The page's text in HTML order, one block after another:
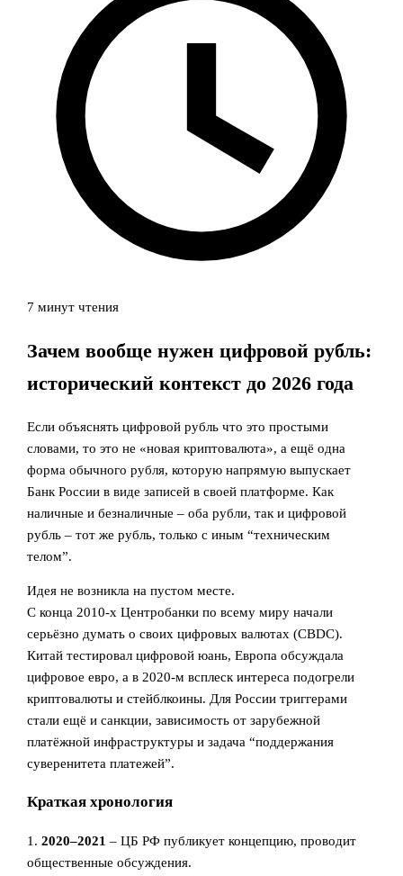
7 минут чтения
Зачем вообще нужен цифровой рубль:
исторический контекст до 2026 года
Если объяснять цифровой рубль что это простыми
словами, то это не «новая криптовалюта», а ещё одна
форма обычного рубля, которую напрямую выпускает
Банк России в виде записей в своей платформе. Как
наличные и безналичные – оба рубли, так и цифровой
рубль – тот же рубль, только с иным “техническим
телом”.
Идея не возникла на пустом месте.
С конца 2010‑х Центробанки по всему миру начали
серьёзно думать о своих цифровых валютах (CBDC).
Китай тестировал цифровой юань, Европа обсуждала
цифровое евро, а в 2020‑м всплеск интереса подогрели
криптовалюты и стейблкоины. Для России триггерами
стали ещё и санкции, зависимость от зарубежной
платёжной инфраструктуры и задача “поддержания
суверенитета платежей”.
Краткая хронология
1.2020–2021 – ЦБ РФ публикует концепцию, проводит
общественные обсуждения.